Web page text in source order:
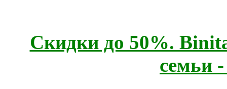
Скидки до 50%.
семьи